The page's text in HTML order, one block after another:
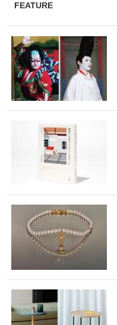
FEATURE